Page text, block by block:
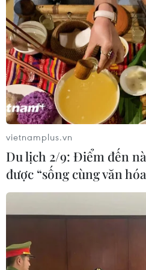
Thời tiết ngày 5/8: Bắc Bộ
mưa lớn, nguy cơ lũ quét và
gia tăng
04/08/2026 23:08
Italy: Hai trận động đất liên
rung chuyển khu vực gần
nghiêng Pisa
04/08/2026 22:41
Pháp ghi nhận tháng 7 nóng
04/08/2026 15:17
vietnamplus.vn
Du lịch 2/9: Điểm đến
được “sống cùng văn